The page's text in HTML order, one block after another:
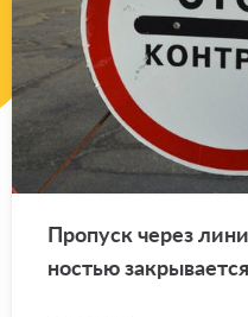
Про­пуск через
но­стью за­кры­ва­ет­ся